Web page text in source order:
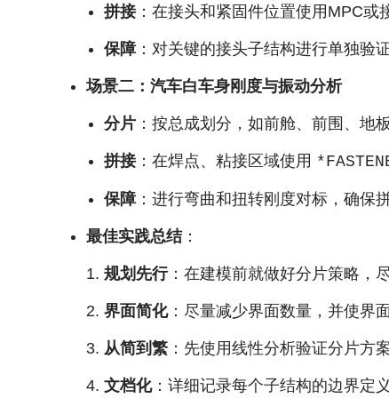
拼接：在接头和紧固件位置使用MPC或
保障：对关键的接头子结构进行单独验
场景二：汽车白车身刚度与振动分析
分片 ：按总成划分，如前舱、前围、地
拼接：在焊点、粘接区域使用
保障：进行弯曲和扭转刚度对标，确保
最佳实践总结：
规划先行：在建模前就做好分片策略，
界面简化：尽量减少界面数量，并使界
从简到繁 ：先使用线性分析验证分片方
文档化：详细记录每个子结构的边界定